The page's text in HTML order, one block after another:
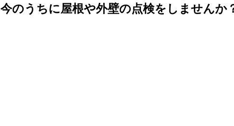
今のうちに屋根や外壁の点検をしませんか